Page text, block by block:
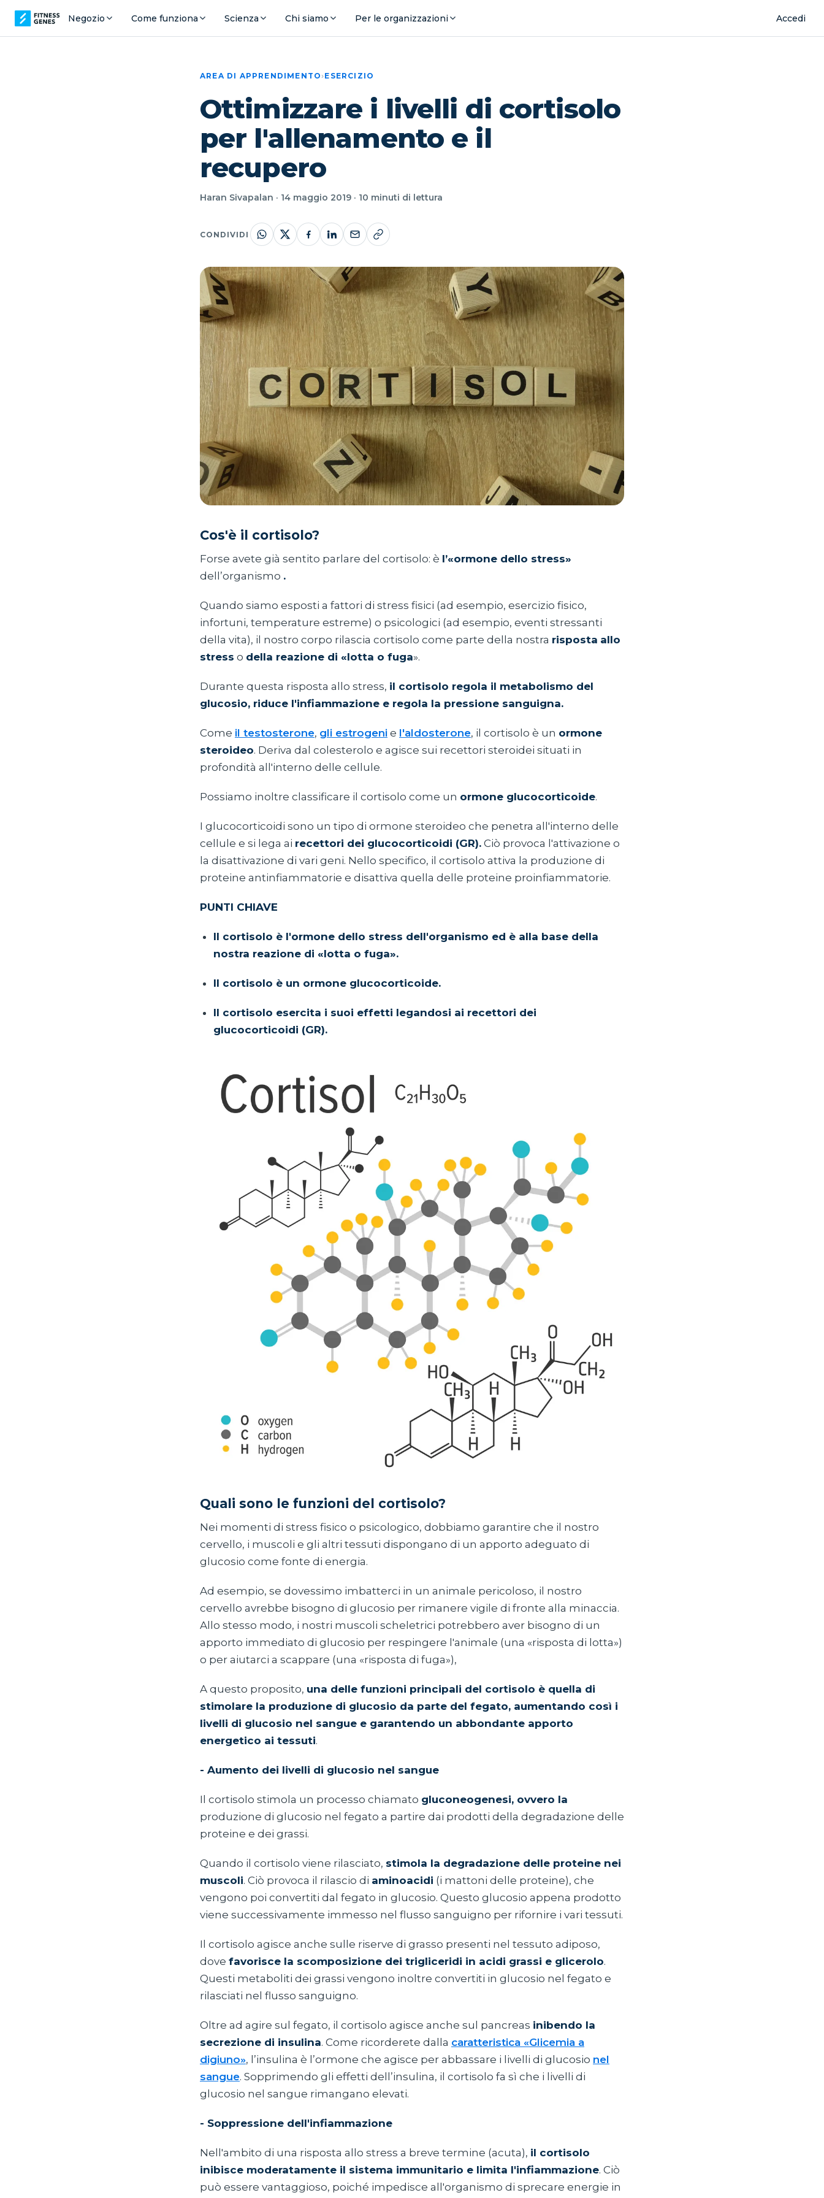
Negozio Come funziona Scienza Chi siamo Per le organizzazioni Accedi
AREA DI APPRENDIMENTO›ESERCIZIO
Ottimizzare i livelli di cortisolo
per l'allenamento e il
recupero
Haran Sivapalan · 14 maggio 2019 · 10 minuti di lettura
CONDIVIDI
Cos'è il cortisolo?
Forse avete già sentito parlare del cortisolo: è l’«ormone dello stress»
dell’organismo .
Quando siamo esposti a fattori di stress fisici (ad esempio, esercizio fisico,
infortuni, temperature estreme) o psicologici (ad esempio, eventi stressanti
della vita), il nostro corpo rilascia cortisolo come parte della nostra risposta allo
stress o della reazione di «lotta o fuga».
Durante questa risposta allo stress, il cortisolo regola il metabolismo del
glucosio, riduce l'infiammazione e regola la pressione sanguigna.
Come il testosterone, gli estrogeni e l'aldosterone, il cortisolo è un ormone
steroideo. Deriva dal colesterolo e agisce sui recettori steroidei situati in
profondità all'interno delle cellule.
Possiamo inoltre classificare il cortisolo come un ormone glucocorticoide.
I glucocorticoidi sono un tipo di ormone steroideo che penetra all'interno delle
cellule e si lega ai recettori dei glucocorticoidi (GR). Ciò provoca l'attivazione o
la disattivazione di vari geni. Nello specifico, il cortisolo attiva la produzione di
proteine antinfiammatorie e disattiva quella delle proteine proinfiammatorie.
PUNTI CHIAVE
Il cortisolo è l'ormone dello stress dell'organismo ed è alla base della
nostra reazione di «lotta o fuga».
Il cortisolo è un ormone glucocorticoide.
Il cortisolo esercita i suoi effetti legandosi ai recettori dei
glucocorticoidi (GR).
Quali sono le funzioni del cortisolo?
Nei momenti di stress fisico o psicologico, dobbiamo garantire che il nostro
cervello, i muscoli e gli altri tessuti dispongano di un apporto adeguato di
glucosio come fonte di energia.
Ad esempio, se dovessimo imbatterci in un animale pericoloso, il nostro
cervello avrebbe bisogno di glucosio per rimanere vigile di fronte alla minaccia.
Allo stesso modo, i nostri muscoli scheletrici potrebbero aver bisogno di un
apporto immediato di glucosio per respingere l'animale (una «risposta di lotta»)
o per aiutarci a scappare (una «risposta di fuga»),
A questo proposito, una delle funzioni principali del cortisolo è quella di
stimolare la produzione di glucosio da parte del fegato, aumentando così i
livelli di glucosio nel sangue e garantendo un abbondante apporto
energetico ai tessuti.
- Aumento dei livelli di glucosio nel sangue
Il cortisolo stimola un processo chiamato gluconeogenesi, ovvero la
produzione di glucosio nel fegato a partire dai prodotti della degradazione delle
proteine e dei grassi.
Quando il cortisolo viene rilasciato, stimola la degradazione delle proteine nei
muscoli. Ciò provoca il rilascio di aminoacidi (i mattoni delle proteine), che
vengono poi convertiti dal fegato in glucosio. Questo glucosio appena prodotto
viene successivamente immesso nel flusso sanguigno per rifornire i vari tessuti.
Il cortisolo agisce anche sulle riserve di grasso presenti nel tessuto adiposo,
dove favorisce la scomposizione dei trigliceridi in acidi grassi e glicerolo.
Questi metaboliti dei grassi vengono inoltre convertiti in glucosio nel fegato e
rilasciati nel flusso sanguigno.
Oltre ad agire sul fegato, il cortisolo agisce anche sul pancreas inibendo la
secrezione di insulina. Come ricorderete dalla caratteristica «Glicemia a
digiuno», l’insulina è l’ormone che agisce per abbassare i livelli di glucosio nel
sangue. Sopprimendo gli effetti dell’insulina, il cortisolo fa sì che i livelli di
glucosio nel sangue rimangano elevati.
- Soppressione dell'infiammazione
Nell'ambito di una risposta allo stress a breve termine (acuta), il cortisolo
inibisce moderatamente il sistema immunitario e limita l'infiammazione. Ciò
può essere vantaggioso, poiché impedisce all'organismo di sprecare energie in